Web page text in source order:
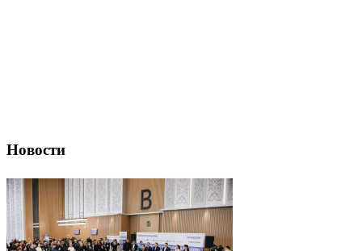
Новости